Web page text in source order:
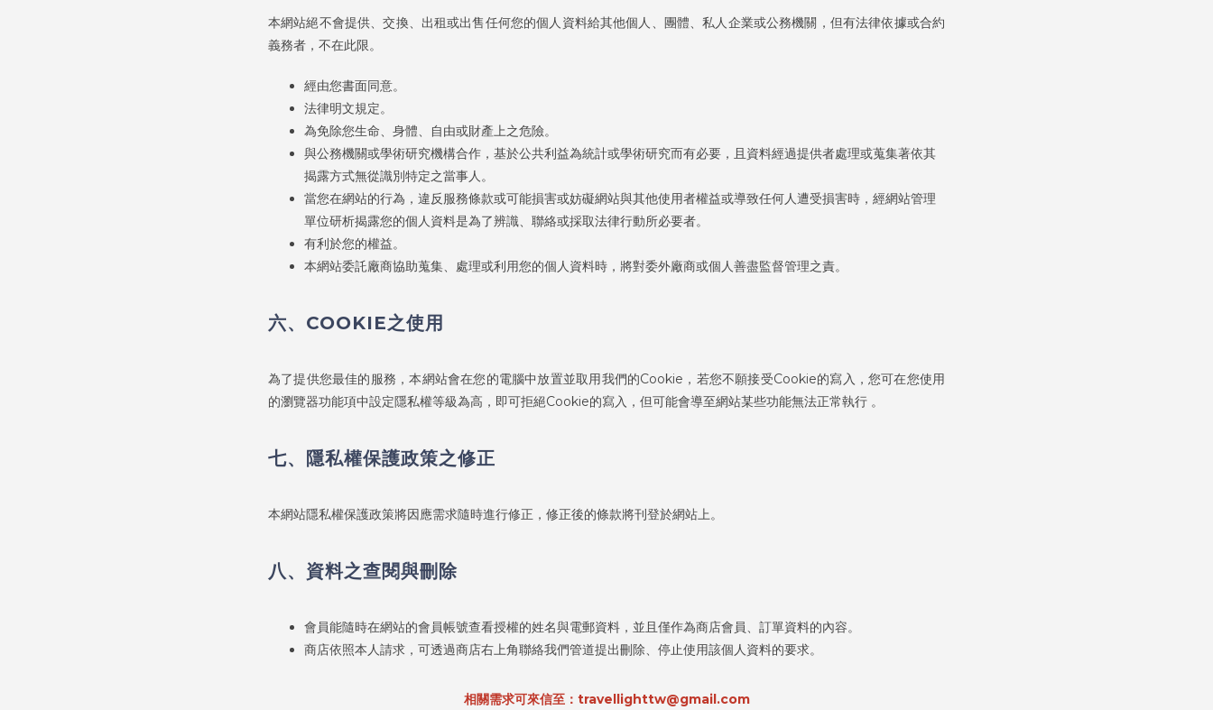
本網站絕不會提供、交換、出租或出售任何您的個人資料給其他個人、團體、私人企業或公務機關，但有法律依據或合約
義務者，不在此限。
經由您書面同意。
法律明文規定。
為免除您生命、身體、自由或財產上之危險。
與公務機關或學術研究機構合作，基於公共利益為統計或學術研究而有必要，且資料經過提供者處理或蒐集著依其
揭露方式無從識別特定之當事人。
當您在網站的行為，違反服務條款或可能損害或妨礙網站與其他使用者權益或導致任何人遭受損害時，經網站管理
單位研析揭露您的個人資料是為了辨識、聯絡或採取法律行動所必要者。
有利於您的權益。
本網站委託廠商協助蒐集、處理或利用您的個人資料時，將對委外廠商或個人善盡監督管理之責。
六、COOKIE之使用
為了提供您最佳的服務，本網站會在您的電腦中放置並取用我們的Cookie，若您不願接受Cookie的寫入，您可在您使用
的瀏覽器功能項中設定隱私權等級為高，即可拒絕Cookie的寫入，但可能會導至網站某些功能無法正常執行 。
七、隱私權保護政策之修正
本網站隱私權保護政策將因應需求隨時進行修正，修正後的條款將刊登於網站上。
八、資料之查閱與刪除
會員能隨時在網站的會員帳號查看授權的姓名與電郵資料，並且僅作為商店會員、訂單資料的內容。
商店依照本人請求，可透過商店右上角聯絡我們管道提出刪除、停止使用該個人資料的要求。
相關需求可來信至：travellighttw@gmail.com